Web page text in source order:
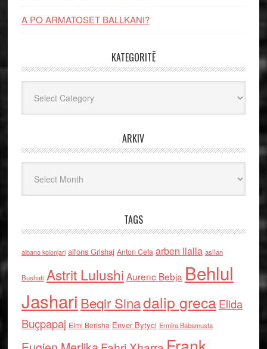
A PO ARMATOSET BALLKANI?
KATEGORITË
ARKIV
TAGS
albano kolonjari alfons Grishaj Anton Cefa arben llalla asllan
Bushati Astrit Lulushi Aurenc Bebja Behlul
Jashari Beqir Sinadalip grecaElida
Buçpapaj Elmi Berisha Enver Bytyci Ermira Babamusta